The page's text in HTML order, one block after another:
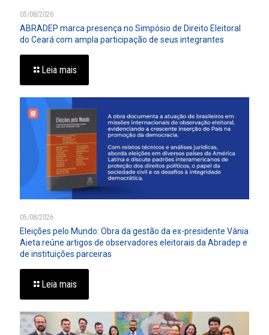
05/08/2026
ABRADEP marca presença no Simpósio de Direito Eleitoral
do Ceará com ampla participação de seus integrantes
Leia mais
05/08/2026
Eleições pelo Mundo: Obra da gestão da ex-presidente Vânia
Aieta reúne artigos de observadores eleitorais da Abradep e
de instituições parceiras
Leia mais